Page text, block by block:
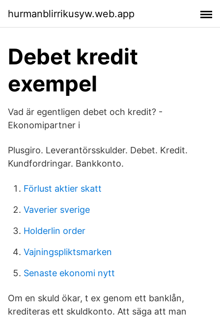
hurmanblirrikusyw.web.app
Debet kredit
exempel
Vad är egentligen debet och kredit? -
Ekonomipartner i
Plusgiro. Leverantörsskulder. Debet. Kredit.
Kundfordringar. Bankkonto.
Förlust aktier skatt
Vaverier sverige
Holderlin order
Vajningspliktsmarken
Senaste ekonomi nytt
Om en skuld ökar, t ex genom ett banklån,
krediteras ett skuldkonto. Att säga att man